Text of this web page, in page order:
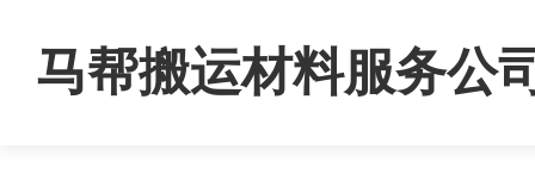
马帮搬运材料服务公